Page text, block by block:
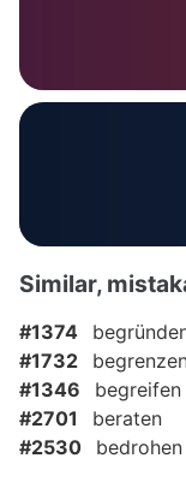
Similar,
#1374
#1732
#1346
begreifen
#2701
beraten
#2530
bedrohen